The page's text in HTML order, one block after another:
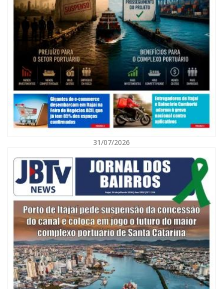
09/08/2026 | 07:00
Exposição revela a jornada de um pai diante da transição da filha em
BALNEÁRIO CAMBORIÚ
31/07/2026